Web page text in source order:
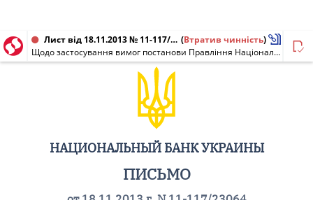
Лист від 18.11.2013 № 11-117/23064 (Втратив чинність)
Щодо застосування вимог постанови Правління Національного банку України від 06.06.2013 N 210
НАЦИОНАЛЬНЫЙ БАНК УКРАИНЫ
ПИСЬМО